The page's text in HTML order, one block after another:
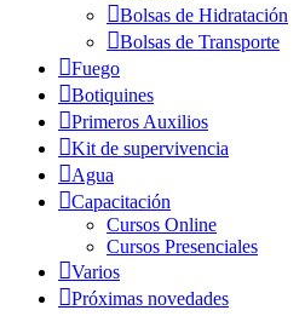
Bolsas de Hidratación
Bolsas de Transporte
Fuego
Botiquines
Primeros Auxilios
Kit de supervivencia
Agua
Capacitación
Cursos Online
Cursos Presenciales
Varios
Próximas novedades